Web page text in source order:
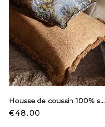
Housse de coussin 100% soie - Flower Boston
Price
€48.00